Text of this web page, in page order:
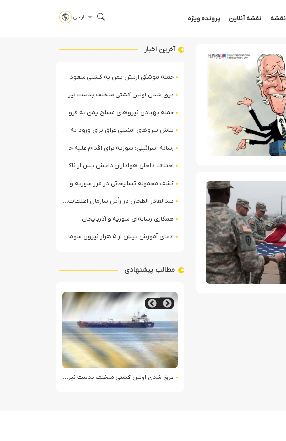
نقشه نقشه آنلاین پرونده ویژه فارسی
آخرین اخبار
حمله موشکی ارتش یمن به کشتی سعودی در شمال دریای سرخ
غرق شدن اولین کشتی متخلف بدست نیروی دریایی ارتش یمن
حمله پهپادی نیروهای مسلح یمن به فرودگاه نجران
تلاش نیروهای امنیتی عراق برای ورود به مقر مقاومت در حومه بغداد
رسانه اسرائیلی: سوریه برای اقدام علیه حزب‌الله در لبنان آماده می‌شود!
اختلاف داخلی هواداران داعش پس از ناکامی عملیات انغماسی داعش در رقه
کشف محموله تسلیحاتی در مرز سوریه و عراق توسط نیروهای الجولانی
عبدالقادر الطحان در رأس سازمان اطلاعات سوریه؛ گمانه‌زنی‌ها درباره اختلافات در ساختار امنیتی
همکاری رسانه‌ای سوریه و آذربایجان
ادعای آموزش بیش از ۵ هزار نیروی سومالیایی با نظارت عربستان
مطالب پیشنهادی
غرق شدن اولین کشتی متخلف بدست نیروی دریایی ارتش یمن